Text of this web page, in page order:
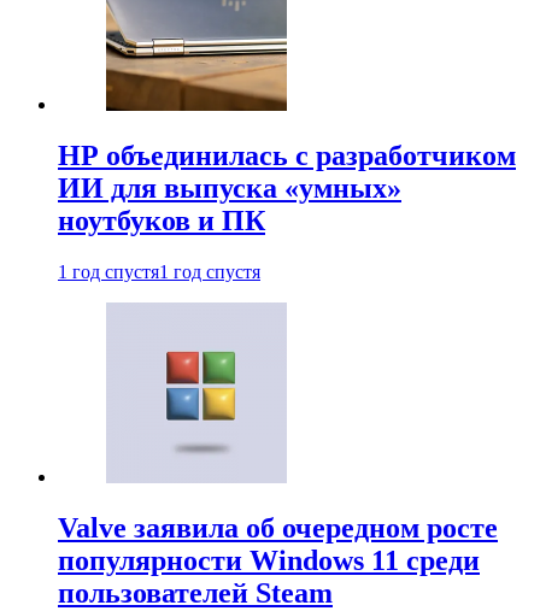
HP объединилась с разработчиком
ИИ для выпуска «умных»
ноутбуков и ПК
1 год спустя1 год спустя
Valve заявила об очередном росте
популярности Windows 11 среди
пользователей Steam